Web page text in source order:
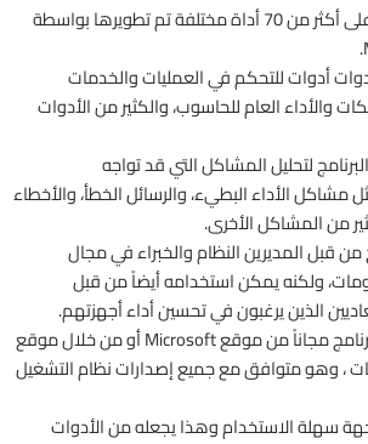
يحتوي البرنامج على أكثر من 70 أداة مختلفة تم تطويرها بواسطة
أدوات للتحكم في العمليات والخدمات
والأداء العام للحاسوب، والكثير من الأدوات
لتحليل المشاكل التي قد تواجه
مشاكل الأداء البطيء، والرسائل الخطأ، والأخطاء
من المشاكل الأخرى.
من قبل المديرين النظام والخبراء في مجال
ولكنه يمكن استخدامه أيضاً من قبل
الذين يرغبون في تحسين أداء أجهزتهم.
يمكن تحميل البرنامج مجاناً من موقع Microsoft أو من خلال موقع
، وهو متوافق مع جميع إصدارات نظام التشغيل
سهلة الاستخدام وهذا يجعله من الأدوات